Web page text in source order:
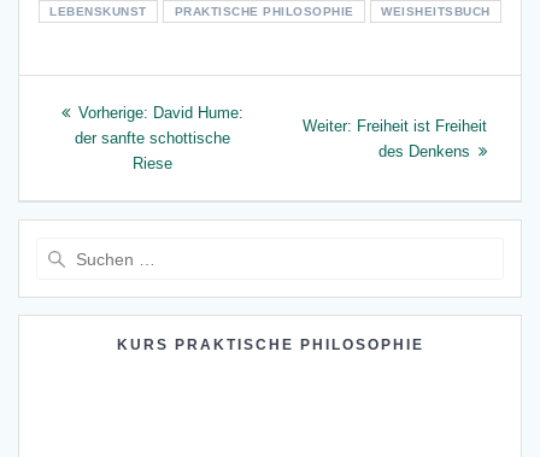
LEBENSKUNST
PRAKTISCHE PHILOSOPHIE WEISHEITSBUCH
Beitragsnavigation
Vorherige: Vorheriger
Beitrag:
David Hume:
der sanfte schottische
Riese
Weiter: Nächster
Beitrag:
Freiheit ist Freiheit
des Denkens
KURS PRAKTISCHE PHILOSOPHIE